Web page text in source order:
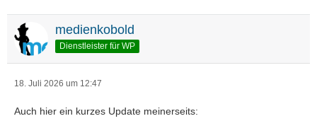
medienkobold
Dienstleister für WP
18. Juli 2026 um 12:47
Auch hier ein kurzes Update meinerseits: